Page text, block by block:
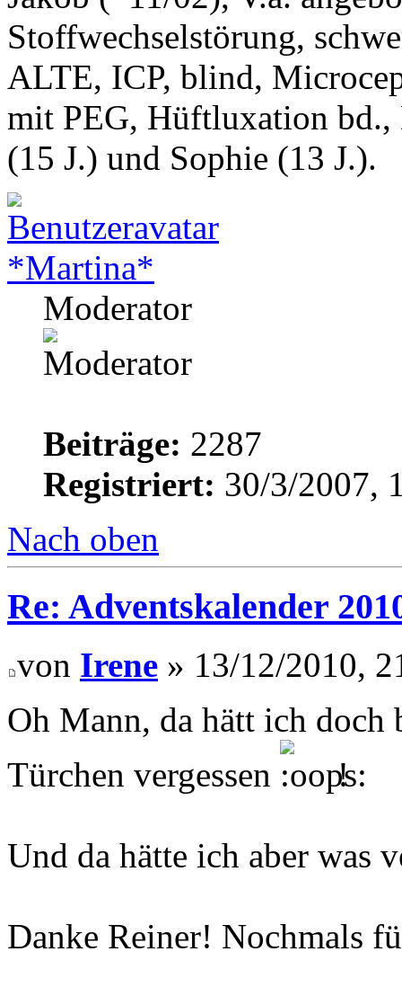
Stoffwechselstörung,
ALTE, ICP, blind,
mit PEG, Hüftluxation bd.,
(15 J.) und Sophie (13 J.).
*Martina*
Moderator
Beiträge: 2287
Registriert: 30/3/2007,
Nach oben
Re: Adventskalender
von Irene » 13/12/2010,
Oh Mann, da hätt ich doch
Türchen vergessen
!
Und da hätte ich aber was
Danke Reiner! Nochmals